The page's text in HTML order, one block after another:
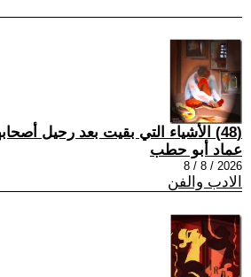
(48) الأشياء التي بقيت بعد رحيل أصحابها
عماد أبو حطب
2026 / 8 / 8
الادب والفن